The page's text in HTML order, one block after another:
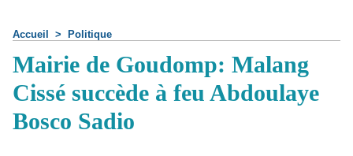
Accueil > Politique
Mairie de Goudomp: Malang
Cissé succède à feu Abdoulaye
Bosco Sadio